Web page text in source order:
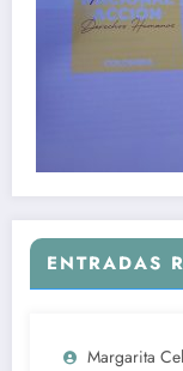
ENTRADAS
Margarita